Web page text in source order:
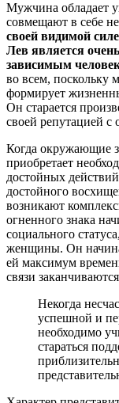
Мужчина обладает
совмещают в себе
своей видимой
Лев является
зависимым
во всем, поскольку
формирует
Он старается
своей репутацией
Когда окружающие
приобретает
достойных
достойного
возникают
огненного знака
социального
женщины. Он
ей максимум
связи
Некогда
успешной и
необходимо
стараться